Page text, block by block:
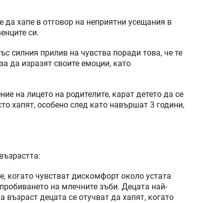
хапе в отговор на неприятни усещания в
си.
силния прилив на чувства поради това, че те
да изразят своите емоции, като
на лицето на родителите, карат детето да се
хапят, особено след като навършат 3 години,
когато чувстват дискомфорт около устата
на млечните зъби. Децата най-
възраст децата се отучват да хапят, когато